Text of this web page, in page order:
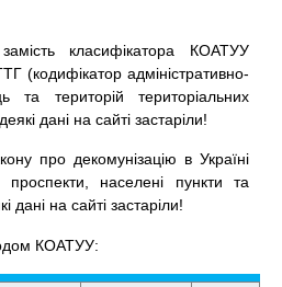
класифікатора КОАТУУ
(кодифікатор адміністративно-
та територій територіальних
дані на сайті застаріли!
про декомунізацію в Україні
проспекти, населені пункти та
дані на сайті застаріли!
КОАТУУ: